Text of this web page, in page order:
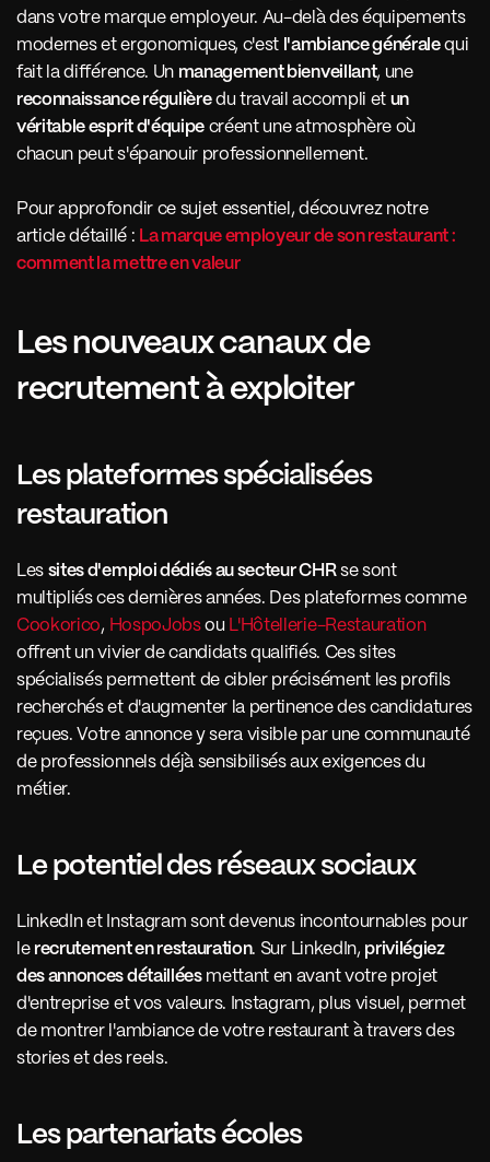
dans votre marque employeur. Au-delà des équipements
modernes et ergonomiques, c'est l'ambiance générale qui
fait la différence. Un management bienveillant
, une
reconnaissance régulière du travail accompli et un
véritable esprit d'équipe créent une atmosphère où
chacun peut s'épanouir professionnellement.
Pour approfondir ce sujet essentiel, découvrez notre
article détaillé : La marque employeur de son restaurant :
comment la mettre en valeur
Les nouveaux canaux de
recrutement à exploiter
Les plateformes spécialisées
restauration
Les sites d'emploi dédiés au secteur CHR se sont
multipliés ces dernières années. Des plateformes comme
Cookorico, HospoJobs ou L'Hôtellerie-Restauration
offrent un vivier de candidats qualifiés. Ces sites
spécialisés permettent de cibler précisément les profils
recherchés et d'augmenter la pertinence des candidatures
reçues. Votre annonce y sera visible par une communauté
de professionnels déjà sensibilisés aux exigences du
métier.
Le potentiel des réseaux sociaux
LinkedIn et Instagram sont devenus incontournables pour
le recrutement en restauration. Sur LinkedIn, privilégiez
des annonces détaillées mettant en avant votre projet
d'entreprise et vos valeurs. Instagram, plus visuel, permet
de montrer l'ambiance de votre restaurant à travers des
stories et des reels.
Les partenariats écoles